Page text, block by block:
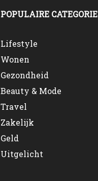
POPULAIRE CATEGORIE
Lifestyle
Wonen
Gezondheid
Beauty & Mode
Travel
Zakelijk
Geld
Uitgelicht